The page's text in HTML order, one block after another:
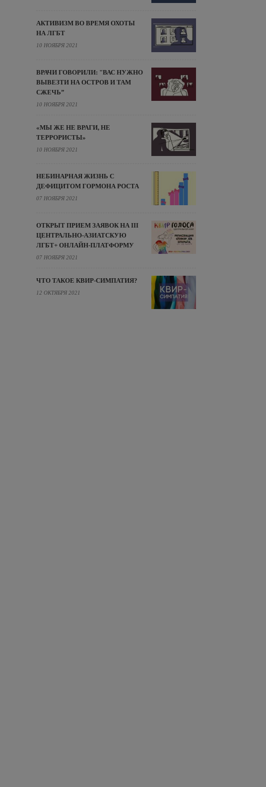
АКТИВИЗМ ВО ВРЕМЯ ОХОТЫ
НА ЛГБТ
10 НОЯБРЯ 2021
ВРАЧИ ГОВОРИЛИ: "ВАС НУЖНО
ВЫВЕЗТИ НА ОСТРОВ И ТАМ
СЖЕЧЬ”
10 НОЯБРЯ 2021
«МЫ ЖЕ НЕ ВРАГИ, НЕ
ТЕРРОРИСТЫ»
10 НОЯБРЯ 2021
НЕБИНАРНАЯ ЖИЗНЬ С
ДЕФИЦИТОМ ГОРМОНА РОСТА
07 НОЯБРЯ 2021
ОТКРЫТ ПРИЕМ ЗАЯВОК НА III
ЦЕНТРАЛЬНО-АЗИАТСКУЮ
ЛГБТ+ ОНЛАЙН-ПЛАТФОРМУ
07 НОЯБРЯ 2021
ЧТО ТАКОЕ КВИР-СИМПАТИЯ?
12 ОКТЯБРЯ 2021